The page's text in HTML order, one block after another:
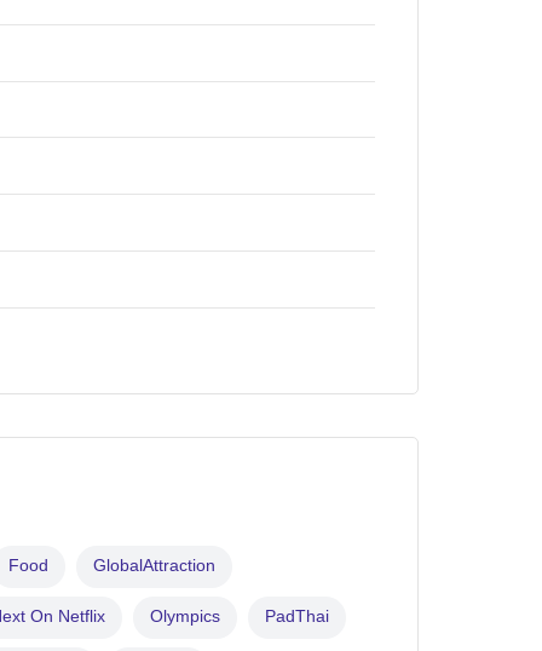
Food GlobalAttraction
On Netflix Olympics PadThai